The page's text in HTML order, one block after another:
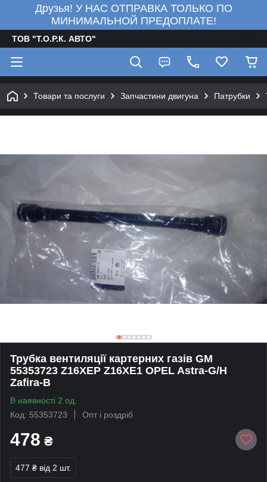
Друзья! У НАС ОТПРАВКА ТОЛЬКО ПО
МИНИМАЛЬНОЙ ПРЕДОПЛАТЕ!
ТОВ "Т.О.Р.К. АВТО"
Товари та послуги Запчастини двигуна Патрубки
Трубка вентиляції картерних газів GM
55353723 Z16XEP Z16XE1 OPEL Astra-G/H
Zafira-B
В наявності 2 од.
Код: 55353723
Опт і роздріб
478 ₴
477 ₴ від 2 шт.